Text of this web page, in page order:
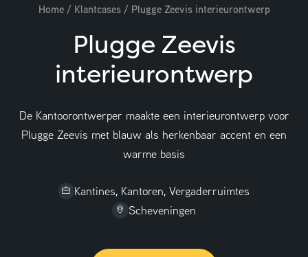
Adviesgesprek aanvragen
Home/ Klantcases/ Plugge Zeevis interieurontwerp
Plugge Zeevis
interieurontwerp
De Kantoorontwerper maakte een interieurontwerp voor
Plugge Zeevis met blauw als herkenbaar accent en een
warme basis
Kantines, Kantoren, Vergaderruimtes
Scheveningen